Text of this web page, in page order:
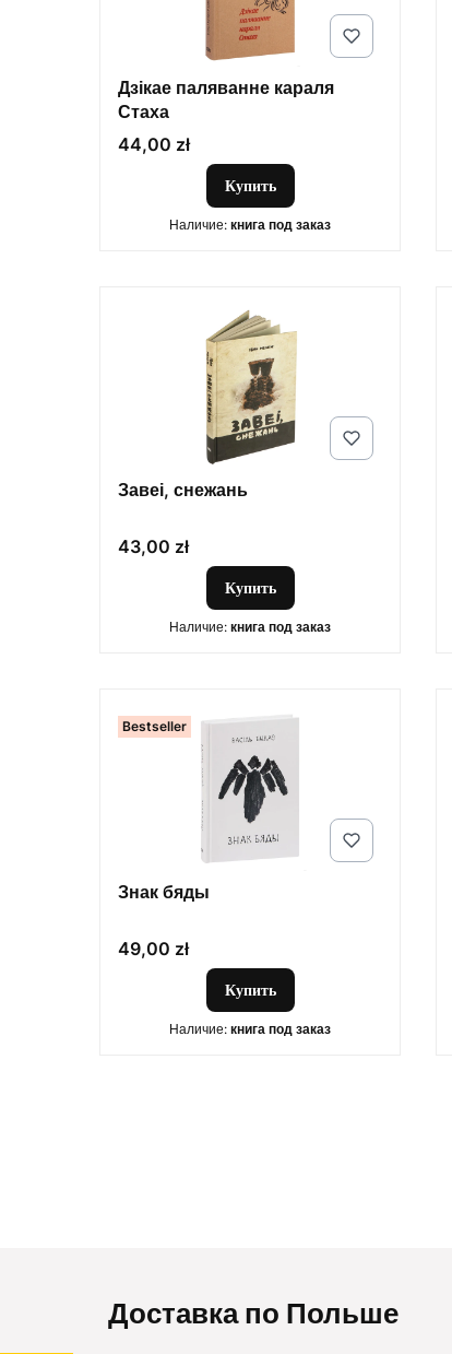
Дзікае паляванне караля
Стаха
Цена
44,00 zł
Купить
Наличие: книга под заказ
Завеі, снежань
Цена
43,00 zł
Купить
Наличие: книга под заказ
Bestseller
Знак бяды
Цена
49,00 zł
Купить
Наличие: книга под заказ
Доставка по Польше